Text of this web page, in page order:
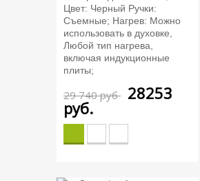
Цвет: Черный Ручки:
Съемные; Нагрев: Можно
использовать в духовке,
Любой тип нагрева,
включая индукционные
плиты;
29 740 руб 28253
руб.